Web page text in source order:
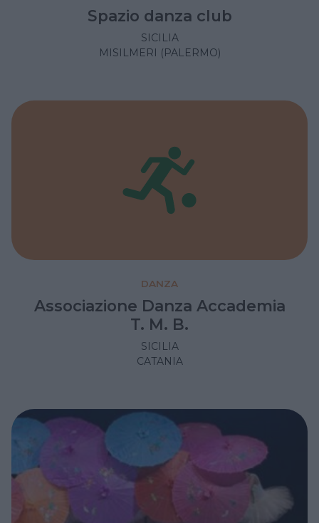
Spazio danza club
SICILIA
MISILMERI (PALERMO)
DANZA
Associazione Danza Accademia
T. M. B.
SICILIA
CATANIA